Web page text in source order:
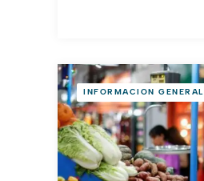
INFORMACION GENERAL